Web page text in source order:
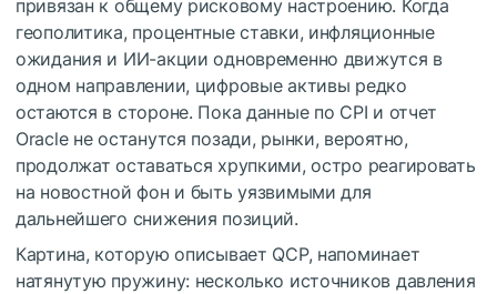
привязан к общему рисковому настроению. Когда
геополитика, процентные ставки, инфляционные
ожидания и ИИ-акции одновременно движутся в
одном направлении, цифровые активы редко
остаются в стороне. Пока данные по CPI и отчет
Oracle не останутся позади, рынки, вероятно,
продолжат оставаться хрупкими, остро реагировать
на новостной фон и быть уязвимыми для
дальнейшего снижения позиций.
Картина, которую описывает QCP, напоминает
натянутую пружину: несколько источников давления